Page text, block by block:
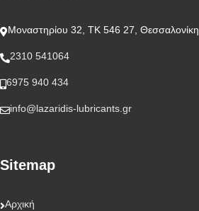
Μοναστηρίου 32, ΤΚ 546 27, Θεσσαλονίκη
2310 541064
6975 940 434
info@lazaridis-lubricants.gr
Sitemap
Αρχική